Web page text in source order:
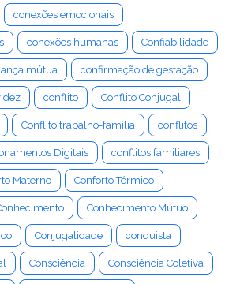
conexões emocionais
conexões humanas Confiabilidade
mútua confirmação de gestação
conflito Conflito Conjugal
Conflito trabalho-família conflitos
Digitais conflitos familiares
Materno Conforto Térmico
Conhecimento Mútuo
Conjugalidade conquista
Consciência Consciência Coletiva